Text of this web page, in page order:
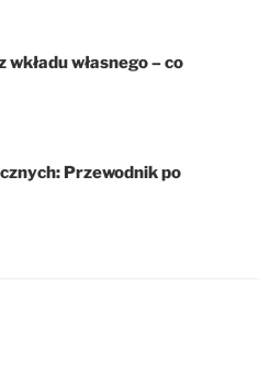
własnego – co
Przewodnik po